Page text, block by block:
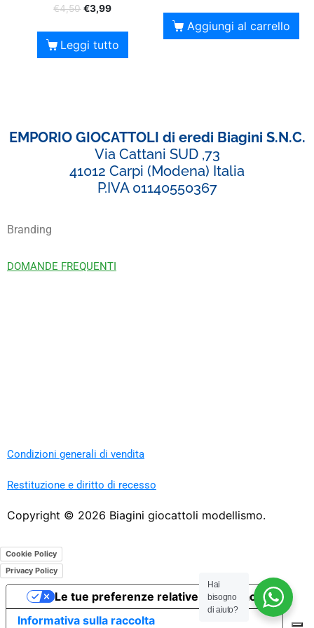
€4,50 €3,99
Leggi tutto
Aggiungi al carrello
EMPORIO GIOCATTOLI di eredi Biagini S.N.C.
Via Cattani SUD ,73
41012 Carpi (Modena) Italia
P.IVA 01140550367
Branding
DOMANDE FREQUENTI
Condizioni generali di vendita
Restituzione e diritto di recesso
Copyright © 2026 Biagini giocattoli modellismo.
Cookie Policy
Privacy Policy
Hai
bisogno
di aiuto?
Informativa sulla raccolta
Le tue preferenze relative alla privacy